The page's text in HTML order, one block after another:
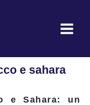
e sahara
e Sahara: un